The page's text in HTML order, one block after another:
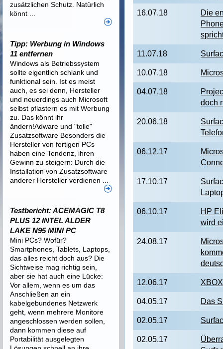
16.07.18
Die
11.07.18
10.07.18
04.07.18
doch
20.06.18
06.12.17
17.10.17
06.10.17
HP
wird
24.08.17
12.06.17
04.05.17 Das
02.05.17
02.05.17
zusätzlichen Schutz. Natürlich
könnt ...
Tipp: Werbung in Windows
11 entfernen
Windows als Betriebssystem
sollte eigentlich schlank und
funktional sein. Ist es meist
auch, es sei denn, Hersteller
und neuerdings auch Microsoft
selbst pflastern es mit Werbung
zu. Das könnt ihr
ändern!Adware und "tolle"
Zusatzsoftware Besonders die
Hersteller von fertigen PCs
haben eine Tendenz, ihren
Gewinn zu steigern: Durch die
Installation von Zusatzsoftware
anderer Hersteller verdienen ...
Testbericht: ACEMAGIC T8
PLUS 12 INTEL ALDER
LAKE N95 MINI PC
Mini PCs? Wofür?
Smartphones, Tablets, Laptops,
das alles reicht doch aus? Die
Sichtweise mag richtig sein,
aber sie hat auch eine Lücke:
Vor allem, wenn es um das
Anschließen an ein
kabelgebundenes Netzwerk
geht, wenn mehrere Monitore
angeschlossen werden sollen,
dann kommen diese auf
Portabilität ausgelegten